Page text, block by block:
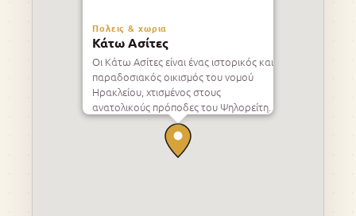
Πολεις & χωρια
Κάτω Ασίτες
Οι Κάτω Ασίτες είναι ένας ιστορικός και
παραδοσιακός οικισμός του νομού
Ηρακλείου, χτισμένος στους
ανατολικούς πρόποδες του Ψηλορείτη.